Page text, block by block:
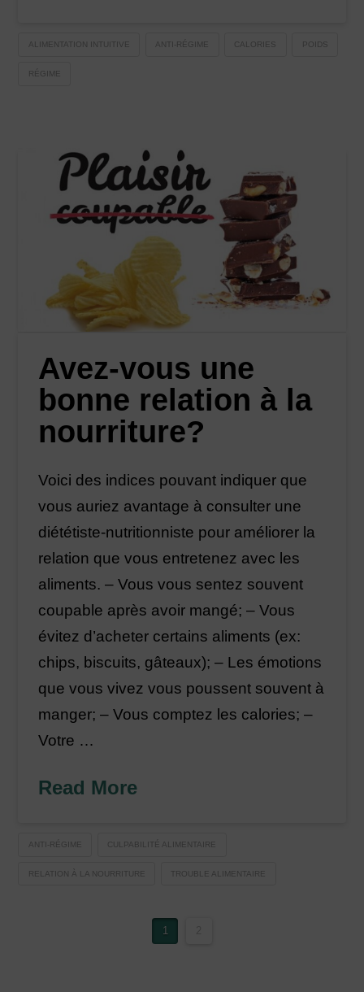
ALIMENTATION INTUITIVE ANTI-RÉGIME CALORIES POIDS
RÉGIME
Avez-vous une
bonne relation à la
nourriture?
Voici des indices pouvant indiquer que
vous auriez avantage à consulter une
diététiste-nutritionniste pour améliorer la
relation que vous entretenez avec les
aliments. – Vous vous sentez souvent
coupable après avoir mangé; – Vous
évitez d’acheter certains aliments (ex:
chips, biscuits, gâteaux); – Les émotions
que vous vivez vous poussent souvent à
manger; – Vous comptez les calories; –
Votre …
Read More
ANTI-RÉGIME CULPABILITÉ ALIMENTAIRE
RELATION À LA NOURRITURE TROUBLE ALIMENTAIRE
1